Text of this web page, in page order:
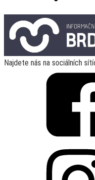
Najdete nás na sociálních